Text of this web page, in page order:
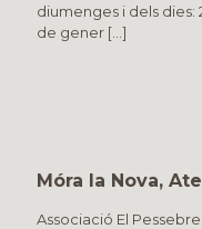
diumenges i dels dies:
de gener […]
Móra la Nova,
Associació El